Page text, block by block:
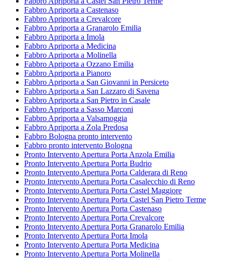
Fabbro Apriporta a Castenaso
Fabbro Apriporta a Crevalcore
Fabbro Apriporta a Granarolo Emilia
Fabbro Apriporta a Imola
Fabbro Apriporta a Medicina
Fabbro Apriporta a Molinella
Fabbro Apriporta a Ozzano Emilia
Fabbro Apriporta a Pianoro
Fabbro Apriporta a San Giovanni in Persiceto
Fabbro Apriporta a San Lazzaro di Savena
Fabbro Apriporta a San Pietro in Casale
Fabbro Apriporta a Sasso Marconi
Fabbro Apriporta a Valsamoggia
Fabbro Apriporta a Zola Predosa
Fabbro Bologna pronto intervento
Fabbro pronto intervento Bologna
Pronto Intervento Apertura Porta Anzola Emilia
Pronto Intervento Apertura Porta Budrio
Pronto Intervento Apertura Porta Calderara di Reno
Pronto Intervento Apertura Porta Casalecchio di Reno
Pronto Intervento Apertura Porta Castel Maggiore
Pronto Intervento Apertura Porta Castel San Pietro Terme
Pronto Intervento Apertura Porta Castenaso
Pronto Intervento Apertura Porta Crevalcore
Pronto Intervento Apertura Porta Granarolo Emilia
Pronto Intervento Apertura Porta Imola
Pronto Intervento Apertura Porta Medicina
Pronto Intervento Apertura Porta Molinella